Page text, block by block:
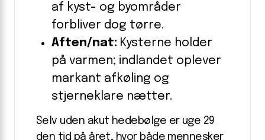
af kyst- og byområder
forbliver dog tørre.
Aften/nat: Kysterne holder
på varmen; indlandet oplever
markant afkøling og
stjerneklare nætter.
Selv uden akut hedebølge er uge 29
den tid på året, hvor både mennesker